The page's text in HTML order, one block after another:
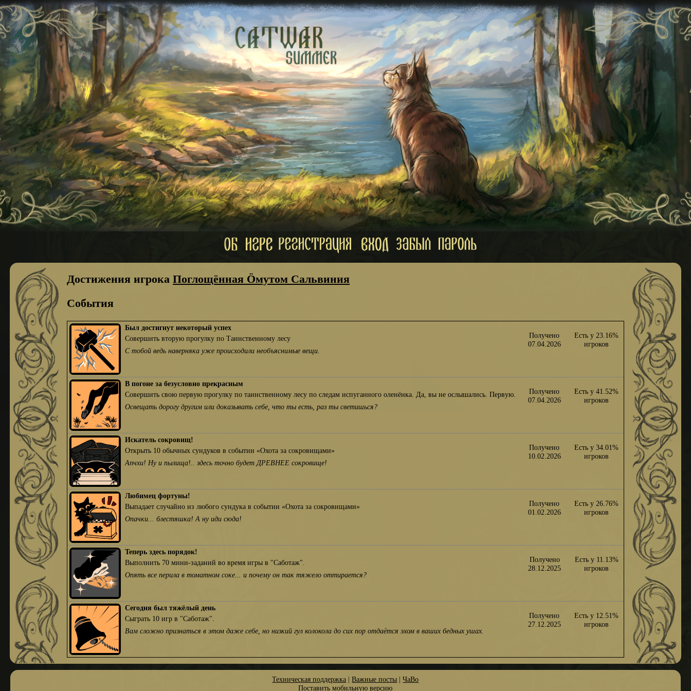
Достижения игрокаПоглощённая Öмутом Сальвиния
События
Был достигнут некоторый успех
Совершить вторую прогулку по Таинственному лесу
С тобой ведь наверняка уже происходили необъяснимые вещи.
Получено
07.04.2026
Есть у 23.16%
игроков
В погоне за безусловно прекрасным
Совершить свою первую прогулку по таинственному лесу по следам испуганного оленёнка. Да, вы не ослышались. Первую.
Освещать дорогу другим или доказывать себе, что ты есть, раз ты светишься?
Получено
07.04.2026
Есть у 41.52%
игроков
Искатель сокровищ!
Открыть 10 обычных сундуков в событии «Охота за сокровищами»
Апчхи! Ну и пылища!.. здесь точно будет ДРЕВНЕЕ сокровище!
Получено
10.02.2026
Есть у 34.01%
игроков
Любимец фортуны!
Выпадает случайно из любого сундука в событии «Охота за сокровищами»
Опачки... блестяшка! А ну иди сюда!
Получено
01.02.2026
Есть у 26.76%
игроков
Теперь здесь порядок!
Выполнить 70 мини-заданий во время игры в "Саботаж".
Опять все перила в томатном соке... и почему он так тяжело оттирается?
Получено
28.12.2025
Есть у 11.13%
игроков
Сегодня был тяжёлый день
Сыграть 10 игр в "Саботаж".
Вам сложно признаться в этом даже себе, но низкий гул колокола до сих пор отдаётся эхом в ваших бедных ушах.
Получено
27.12.2025
Есть у 12.51%
игроков
Техническая поддержка |Важные посты |ЧаВо
Поставить мобильную версию